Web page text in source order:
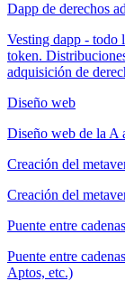
Dapp de derechos
Vesting dapp - todo
token.
adquisición de
Diseño web
Diseño web de la A
Creación del
Creación del
Puente entre cadenas
Puente entre
Aptos, etc.)